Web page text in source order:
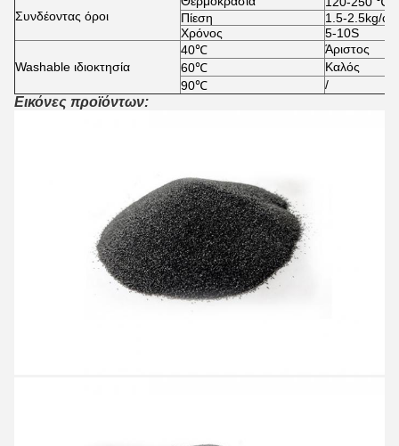
Συνδέοντας όροι
Πίεση
1.5-2.5kg/
Χρόνος
5-10S
Washable ιδιοκτησία
40℃
Άριστος
60℃
Καλός
90℃
/
Εικόνες προϊόντων: